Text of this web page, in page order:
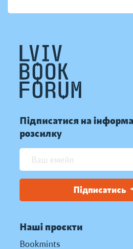
Підписатися на
розсилку
Підписатись
Наші проєкти
Bookmints